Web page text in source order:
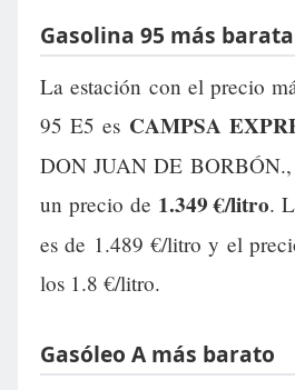
Gasolina 95 más barata
La estación con el precio
95 E5 es CAMPSA
DON JUAN DE
un precio de 1.349 €/litro.
es de 1.489 €/litro y el
los 1.8 €/litro.
Gasóleo A más barato